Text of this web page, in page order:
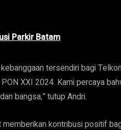
Parkir Batam
tersendiri bagi
XXI 2024. Kami percaya
bangsa,” tutup Andri.
memberikan kontribusi positif